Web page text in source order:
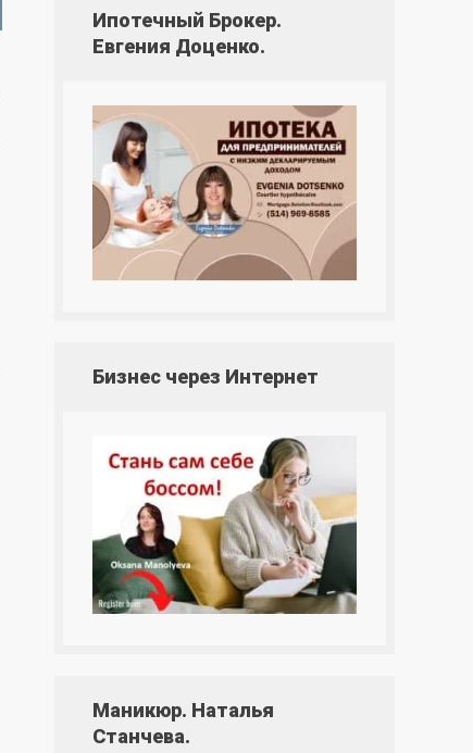
Ипотечный Брокер.
Евгения Доценко.
Бизнес через Интернет
Маникюр. Наталья
Станчева.